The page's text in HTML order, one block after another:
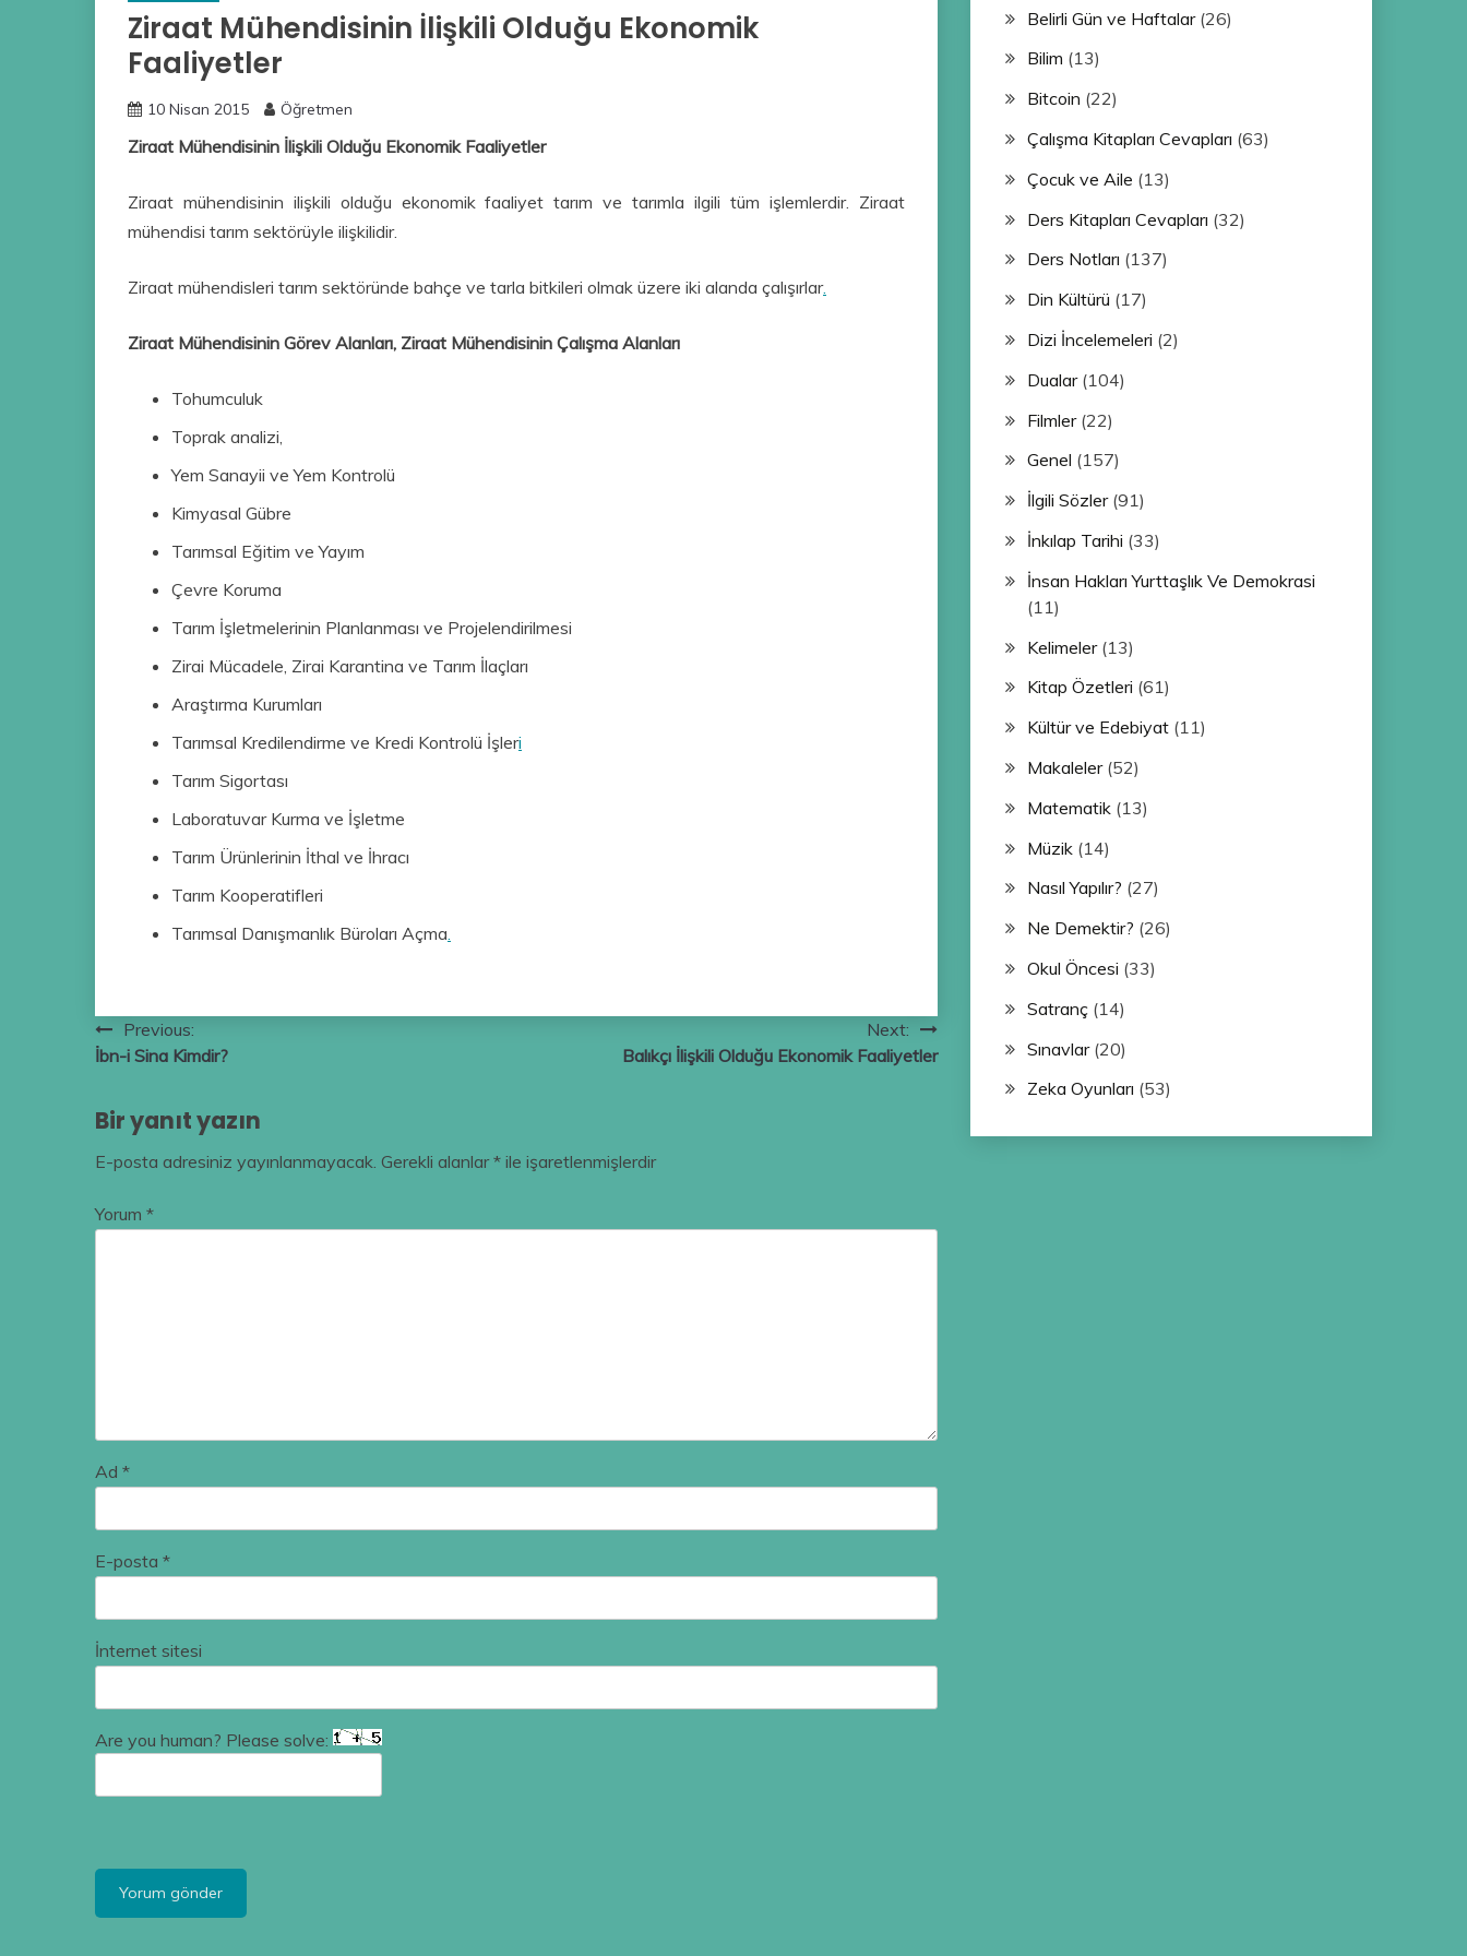
Ziraat Mühendisinin İlişkili Olduğu Ekonomik
Faaliyetler
10 Nisan 2015 Öğretmen
Ziraat Mühendisinin İlişkili Olduğu Ekonomik Faaliyetler
Ziraat mühendisinin ilişkili olduğu ekonomik faaliyet tarım ve tarımla ilgili tüm işlemlerdir. Ziraat
mühendisi tarım sektörüyle ilişkilidir.
Ziraat mühendisleri tarım sektöründe bahçe ve tarla bitkileri olmak üzere iki alanda çalışırlar.
Ziraat Mühendisinin Görev Alanları, Ziraat Mühendisinin Çalışma Alanları
Tohumculuk
Toprak analizi,
Yem Sanayii ve Yem Kontrolü
Kimyasal Gübre
Tarımsal Eğitim ve Yayım
Çevre Koruma
Tarım İşletmelerinin Planlanması ve Projelendirilmesi
Zirai Mücadele, Zirai Karantina ve Tarım İlaçları
Araştırma Kurumları
Tarımsal Kredilendirme ve Kredi Kontrolü İşleri
Tarım Sigortası
Laboratuvar Kurma ve İşletme
Tarım Ürünlerinin İthal ve İhracı
Tarım Kooperatifleri
Tarımsal Danışmanlık Büroları Açma.
Yazı
gezinmesi
Previous:
İbn-i Sina Kimdir?
Next:
Balıkçı İlişkili Olduğu Ekonomik Faaliyetler
Bir yanıt yazın
E-posta adresiniz yayınlanmayacak. Gerekli alanlar* ile işaretlenmişlerdir
Yorum *
Ad *
E-posta *
İnternet sitesi
Are you human? Please solve:
Belirli Gün ve Haftalar(26)
Bilim (13)
Bitcoin (22)
Çalışma Kitapları Cevapları (63)
Çocuk ve Aile (13)
Ders Kitapları Cevapları (32)
Ders Notları (137)
Din Kültürü (17)
Dizi İncelemeleri (2)
Dualar(104)
Filmler(22)
Genel (157)
İlgili Sözler(91)
İnkılap Tarihi (33)
İnsan Hakları Yurttaşlık Ve Demokrasi
(11)
Kelimeler(13)
Kitap Özetleri (61)
Kültür ve Edebiyat(11)
Makaleler(52)
Matematik(13)
Müzik(14)
Nasıl Yapılır? (27)
Ne Demektir? (26)
Okul Öncesi (33)
Satranç(14)
Sınavlar(20)
Zeka Oyunları (53)